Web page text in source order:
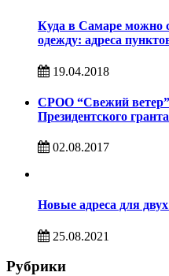
Куда в Самаре можно
одежду: адреса
19.04.2018
СРОО “Свежий ветер”
Президентского
02.08.2017
Новые адреса для
25.08.2021
Рубрики